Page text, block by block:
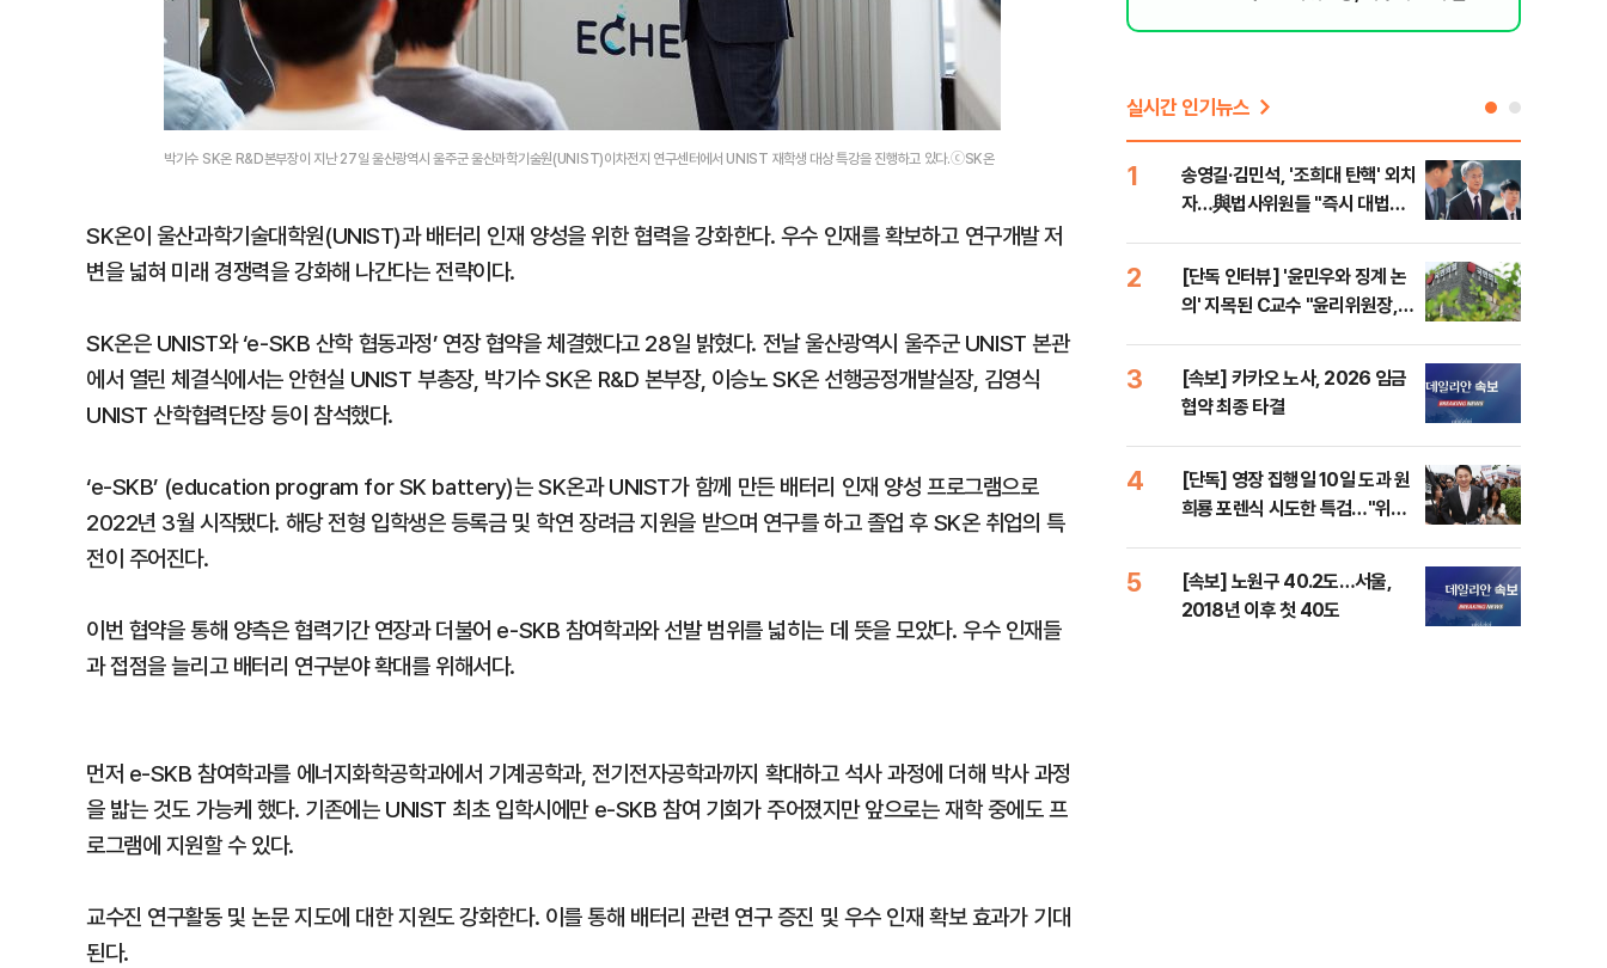
박기수 SK온 R&D본부장이 지난 27일 울산광역시 울주군 울산과학기술원(UNIST)이차전지 연구센터에서 UNIST 재학생 대상 특강을 진행하고 있다.ⓒSK온
SK온이 울산과학기술대학원(UNIST)과 배터리 인재 양성을 위한 협력을 강화한다. 우수 인재를 확보하고 연구개발 저
변을 넓혀 미래 경쟁력을 강화해 나간다는 전략이다.
SK온은 UNIST와 ‘e-SKB 산학 협동과정’ 연장 협약을 체결했다고 28일 밝혔다. 전날 울산광역시 울주군 UNIST 본관
에서 열린 체결식에서는 안현실 UNIST 부총장, 박기수 SK온 R&D 본부장, 이승노 SK온 선행공정개발실장, 김영식
UNIST 산학협력단장 등이 참석했다.
‘e-SKB’ (education program for SK battery)는 SK온과 UNIST가 함께 만든 배터리 인재 양성 프로그램으로
2022년 3월 시작됐다. 해당 전형 입학생은 등록금 및 학연 장려금 지원을 받으며 연구를 하고 졸업 후 SK온 취업의 특
전이 주어진다.
이번 협약을 통해 양측은 협력기간 연장과 더불어 e-SKB 참여학과와 선발 범위를 넓히는 데 뜻을 모았다. 우수 인재들
과 접점을 늘리고 배터리 연구분야 확대를 위해서다.
먼저 e-SKB 참여학과를 에너지화학공학과에서 기계공학과, 전기전자공학과까지 확대하고 석사 과정에 더해 박사 과정
을 밟는 것도 가능케 했다. 기존에는 UNIST 최초 입학시에만 e-SKB 참여 기회가 주어졌지만 앞으로는 재학 중에도 프
로그램에 지원할 수 있다.
교수진 연구활동 및 논문 지도에 대한 지원도 강화한다. 이를 통해 배터리 관련 연구 증진 및 우수 인재 확보 효과가 기대
된다.
실시간 인기뉴스
1
송영길·김민석, '조희대 탄핵' 외치
자…與법사위원들 "즉시 대법관
2
[단독 인터뷰] '윤민우와 징계 논
의' 지목된 C교수 "윤리위원장,
3
[속보] 카카오 노사, 2026 임금
협약 최종 타결
4
[단독] 영장 집행일 10일 도과 원
희룡 포렌식 시도한 특검…"위법
5
[속보] 노원구 40.2도…서울,
2018년 이후 첫 40도